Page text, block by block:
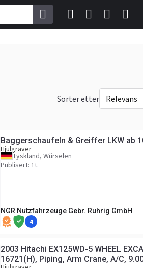
Sorter etter Relevans
Baggerschaufeln & Greiffer LKW ab
Hjulgraver
Tyskland, Würselen
Publisert: 1t.
NGR Nutzfahrzeuge Gebr. Ruhrig GmbH
4
2003 Hitachi EX125WD-5 WHEEL
16721(H), Piping, Arm Crane, A/C,